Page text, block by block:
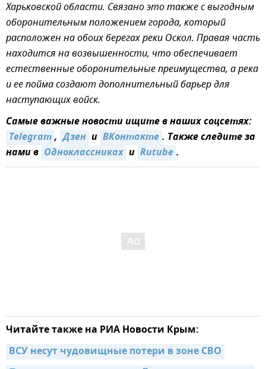
Харьковской области. Связано это также с выгодным
оборонительным положением города, который
расположен на обоих берегах реки Оскол. Правая часть
находится на возвышенности, что обеспечивает
естественные оборонительные преимущества, а река
и ее пойма создают дополнительный барьер для
наступающих войск.
Самые важные новости ищите в наших соцсетях:
Telegram, Дзен и ВКонтакте. Также следите за
нами в Одноклассниках и Rutube.
Читайте также на РИА Новости Крым:
ВСУ несут чудовищные потери в зоне СВО